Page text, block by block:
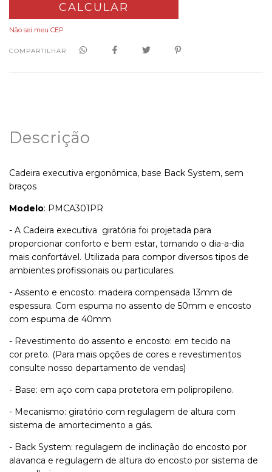
CALCULAR
Não sei meu CEP
COMPARTILHAR
Descrição
Cadeira executiva ergonômica, base Back System, sem
braços
Modelo: PMCA301PR
- A Cadeira executiva giratória foi projetada para
proporcionar conforto e bem estar, tornando o dia-a-dia
mais confortável. Utilizada para compor diversos tipos de
ambientes profissionais ou particulares.
- Assento e encosto: madeira compensada 13mm de
espessura. Com espuma no assento de 50mm e encosto
com espuma de 40mm
- Revestimento do assento e encosto: em tecido na
cor preto. (Para mais opções de cores e revestimentos
consulte nosso departamento de vendas)
- Base: em aço com capa protetora em polipropileno.
- Mecanismo: giratório com regulagem de altura com
sistema de amortecimento a gás.
- Back System: regulagem de inclinação do encosto por
alavanca e regulagem de altura do encosto por sistema de